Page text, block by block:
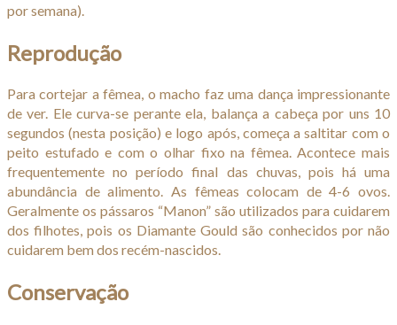
por semana).
Reprodução
Para cortejar a fêmea, o macho faz uma dança impressionante
de ver. Ele curva-se perante ela, balança a cabeça por uns 10
segundos (nesta posição) e logo após, começa a saltitar com o
peito estufado e com o olhar fixo na fêmea. Acontece mais
frequentemente no período final das chuvas, pois há uma
abundância de alimento. As fêmeas colocam de 4-6 ovos.
Geralmente os pássaros “Manon” são utilizados para cuidarem
dos filhotes, pois os Diamante Gould são conhecidos por não
cuidarem bem dos recém-nascidos.
Conservação